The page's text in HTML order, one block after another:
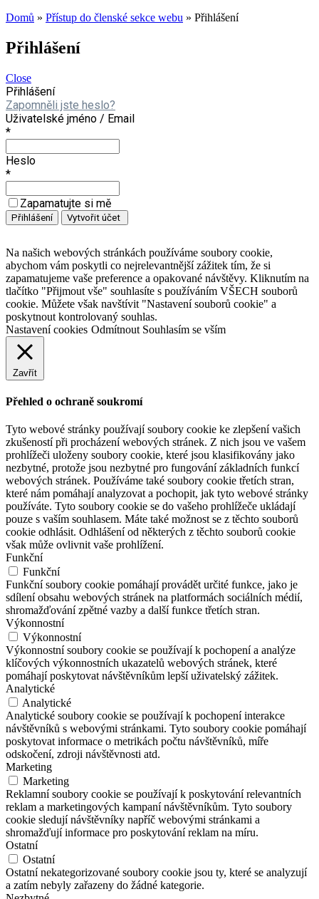
Domů » Přístup do členské sekce webu » Přihlášení
Přihlášení
Close
Přihlášení
Zapomněli jste heslo?
Uživatelské jméno / Email
*
Heslo
*
Zapamatujte si mě
Na našich webových stránkách používáme soubory cookie,
abychom vám poskytli co nejrelevantnější zážitek tím, že si
zapamatujeme vaše preference a opakované návštěvy. Kliknutím na
tlačítko "Přijmout vše" souhlasíte s používáním VŠECH souborů
cookie. Můžete však navštívit "Nastavení souborů cookie" a
poskytnout kontrolovaný souhlas.
Nastavení cookies Odmítnout Souhlasím se vším
Zavřít
Přehled o ochraně soukromí
Tyto webové stránky používají soubory cookie ke zlepšení vašich
zkušeností při procházení webových stránek. Z nich jsou ve vašem
prohlížeči uloženy soubory cookie, které jsou klasifikovány jako
nezbytné, protože jsou nezbytné pro fungování základních funkcí
webových stránek. Používáme také soubory cookie třetích stran,
které nám pomáhají analyzovat a pochopit, jak tyto webové stránky
používáte. Tyto soubory cookie se do vašeho prohlížeče ukládají
pouze s vaším souhlasem. Máte také možnost se z těchto souborů
cookie odhlásit. Odhlášení od některých z těchto souborů cookie
však může ovlivnit vaše prohlížení.
Funkční
Funkční
Funkční soubory cookie pomáhají provádět určité funkce, jako je
sdílení obsahu webových stránek na platformách sociálních médií,
shromažďování zpětné vazby a další funkce třetích stran.
Výkonnostní
Výkonnostní
Výkonnostní soubory cookie se používají k pochopení a analýze
klíčových výkonnostních ukazatelů webových stránek, které
pomáhají poskytovat návštěvníkům lepší uživatelský zážitek.
Analytické
Analytické
Analytické soubory cookie se používají k pochopení interakce
návštěvníků s webovými stránkami. Tyto soubory cookie pomáhají
poskytovat informace o metrikách počtu návštěvníků, míře
odskočení, zdroji návštěvnosti atd.
Marketing
Marketing
Reklamní soubory cookie se používají k poskytování relevantních
reklam a marketingových kampaní návštěvníkům. Tyto soubory
cookie sledují návštěvníky napříč webovými stránkami a
shromažďují informace pro poskytování reklam na míru.
Ostatní
Ostatní
Ostatní nekategorizované soubory cookie jsou ty, které se analyzují
a zatím nebyly zařazeny do žádné kategorie.